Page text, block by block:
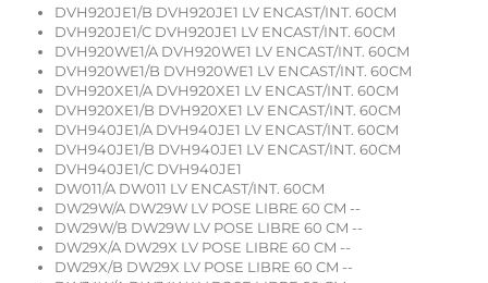
DVH920JE1/B DVH920JE1 LV ENCAST/INT. 60CM
DVH920JE1/C DVH920JE1 LV ENCAST/INT. 60CM
DVH920WE1/A DVH920WE1 LV ENCAST/INT. 60CM
DVH920WE1/B DVH920WE1 LV ENCAST/INT. 60CM
DVH920XE1/A DVH920XE1 LV ENCAST/INT. 60CM
DVH920XE1/B DVH920XE1 LV ENCAST/INT. 60CM
DVH940JE1/A DVH940JE1 LV ENCAST/INT. 60CM
DVH940JE1/B DVH940JE1 LV ENCAST/INT. 60CM
DVH940JE1/C DVH940JE1
DW011/A DW011 LV ENCAST/INT. 60CM
DW29W/A DW29W LV POSE LIBRE 60 CM --
DW29W/B DW29W LV POSE LIBRE 60 CM --
DW29X/A DW29X LV POSE LIBRE 60 CM --
DW29X/B DW29X LV POSE LIBRE 60 CM --